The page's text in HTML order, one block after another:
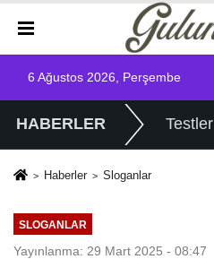
6 Ağustos 2026, Perşembe
HABERLER Testler
Haberler Sloganlar
SLOGANLAR
Yayınlanma: 29 Mart 2025 - 08:47